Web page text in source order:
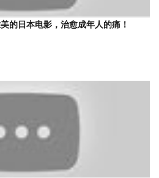
的日本电影，治愈成年人的痛！